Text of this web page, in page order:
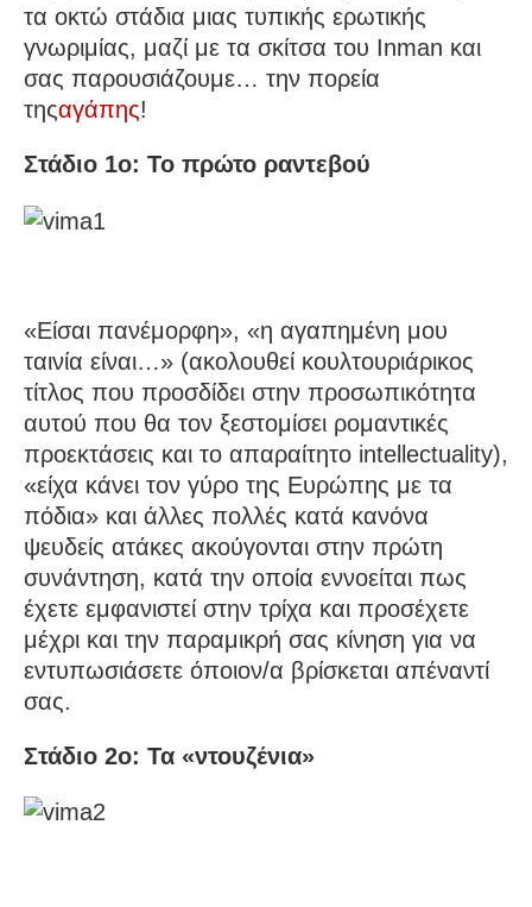
τα οκτώ στάδια μιας τυπικής ερωτικής
γνωριμίας, μαζί με τα σκίτσα του Inman και
σας παρουσιάζουμε… την πορεία
τηςαγάπης!
Στάδιο 1ο: Το πρώτο ραντεβού
«Είσαι πανέμορφη», «η αγαπημένη μου
ταινία είναι…» (ακολουθεί κουλτουριάρικος
τίτλος που προσδίδει στην προσωπικότητα
αυτού που θα τον ξεστομίσει ρομαντικές
προεκτάσεις και το απαραίτητο intellectuality),
«είχα κάνει τον γύρο της Ευρώπης με τα
πόδια» και άλλες πολλές κατά κανόνα
ψευδείς ατάκες ακούγονται στην πρώτη
συνάντηση, κατά την οποία εννοείται πως
έχετε εμφανιστεί στην τρίχα και προσέχετε
μέχρι και την παραμικρή σας κίνηση για να
εντυπωσιάσετε όποιον/α βρίσκεται απέναντί
σας.
Στάδιο 2ο: Τα «ντουζένια»